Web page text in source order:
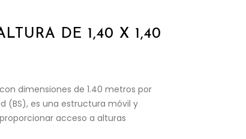
DE 1,40 X 1,40
dimensiones de 1.40 metros por
(BS), es una estructura móvil y
acceso a alturas